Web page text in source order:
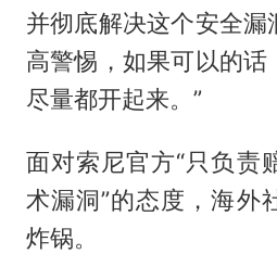
并彻底解决这个安全漏
高警惕，如果可以的话
尽量都开起来。”
面对索尼官方“只负责
术漏洞”的态度，海外
炸锅。